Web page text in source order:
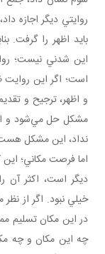
روايتي ديگر اجازه
بايد اظهر را گرفت.
اين شدني نيست؛
است؛ اگر اين
و اظهر، ترجيح و
مشکل حل مي‌شود و
نداد، اين مشکل
اما فرصت مکاني؛
ديگر است، اکثر آن
خيلي نبود. اگر از
در اين مکان تسليم
چه اين مکان و چه